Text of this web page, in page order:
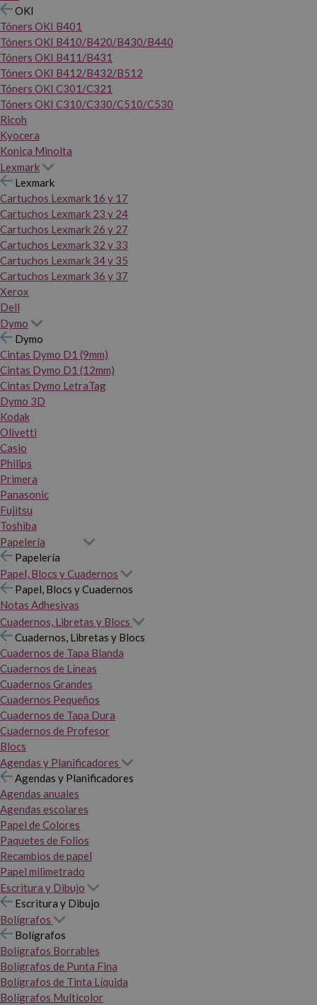
OKI
Tóners OKI B401
Tóners OKI B410/B420/B430/B440
Tóners OKI B411/B431
Tóners OKI B412/B432/B512
Tóners OKI C301/C321
Tóners OKI C310/C330/C510/C530
Ricoh
Kyocera
Konica Minolta
Lexmark
Lexmark
Cartuchos Lexmark 16 y 17
Cartuchos Lexmark 23 y 24
Cartuchos Lexmark 26 y 27
Cartuchos Lexmark 32 y 33
Cartuchos Lexmark 34 y 35
Cartuchos Lexmark 36 y 37
Xerox
Dell
Dymo
Dymo
Cintas Dymo D1 (9mm)
Cintas Dymo D1 (12mm)
Cintas Dymo LetraTag
Dymo 3D
Kodak
Olivetti
Casio
Philips
Primera
Panasonic
Fujitsu
Toshiba
Papelería
Papelería
Papel, Blocs y Cuadernos
Papel, Blocs y Cuadernos
Notas Adhesivas
Cuadernos, Libretas y Blocs
Cuadernos, Libretas y Blocs
Cuadernos de Tapa Blanda
Cuadernos de Líneas
Cuadernos Grandes
Cuadernos Pequeños
Cuadernos de Tapa Dura
Cuadernos de Profesor
Blocs
Agendas y Planificadores
Agendas y Planificadores
Agendas anuales
Agendas escolares
Papel de Colores
Paquetes de Folios
Recambios de papel
Papel milimetrado
Escritura y Dibujo
Escritura y Dibujo
Bolígrafos
Bolígrafos
Bolígrafos Borrables
Bolígrafos de Punta Fina
Bolígrafos de Tinta Líquida
Bolígrafos Multicolor